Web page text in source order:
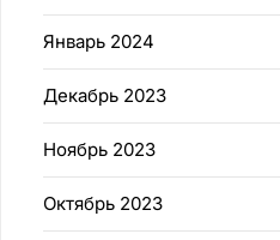
Январь 2024
Декабрь 2023
Ноябрь 2023
Октябрь 2023